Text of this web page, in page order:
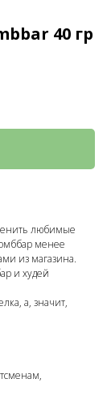
40 гр
любимые
менее
из магазина.
и худей
а, значит,